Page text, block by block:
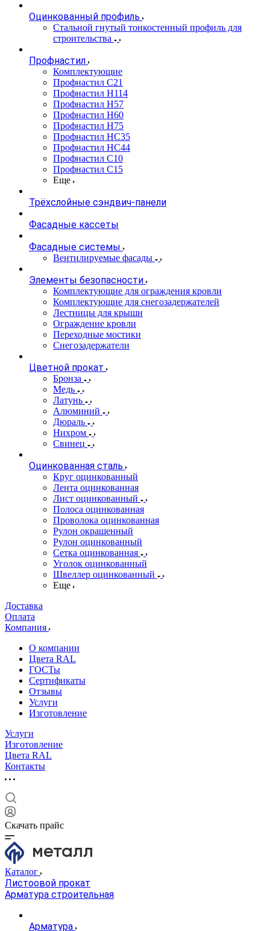
Оцинкованный профиль
Стальной гнутый тонкостенный профиль для
строительства
Профнастил
Комплектующие
Профнастил C21
Профнастил Н114
Профнастил Н57
Профнастил Н60
Профнастил Н75
Профнастил НС35
Профнастил НС44
Профнастил С10
Профнастил С15
Еще
Трёхслойные сэндвич-панели
Фасадные кассеты
Фасадные системы
Вентилируемые фасады
Элементы безопасности
Комплектующие для ограждения кровли
Комплектующие для снегозадержателей
Лестницы для крыши
Ограждение кровли
Переходные мостики
Снегозадержатели
Цветной прокат
Бронза
Медь
Латунь
Алюминий
Дюраль
Нихром
Свинец
Оцинкованная сталь
Круг оцинкованный
Лента оцинкованная
Лист оцинкованный
Полоса оцинкованная
Проволока оцинкованная
Рулон окрашенный
Рулон оцинкованный
Сетка оцинкованная
Уголок оцинкованный
Швеллер оцинкованный
Еще
Доставка
Оплата
Компания
О компании
Цвета RAL
ГОСТы
Сертификаты
Отзывы
Услуги
Изготовление
Услуги
Изготовление
Цвета RAL
Контакты
Скачать прайс
Каталог
Листоовой прокат
Арматура строительная
Арматура